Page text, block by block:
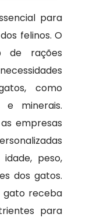
para
felinos. O
de rações
como
e minerais.
empresas
peso,
dos gatos.
gato receba
para